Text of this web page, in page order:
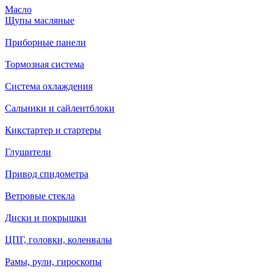
Масло
Щупы масляные
Приборные панели
Тормозная система
Система охлаждения
Сальники и сайлентблоки
Кикстартер и стартеры
Глушители
Привод спидометра
Ветровые стекла
Диски и покрышки
ЦПГ, головки, коленвалы
Рамы, рули, гироскопы